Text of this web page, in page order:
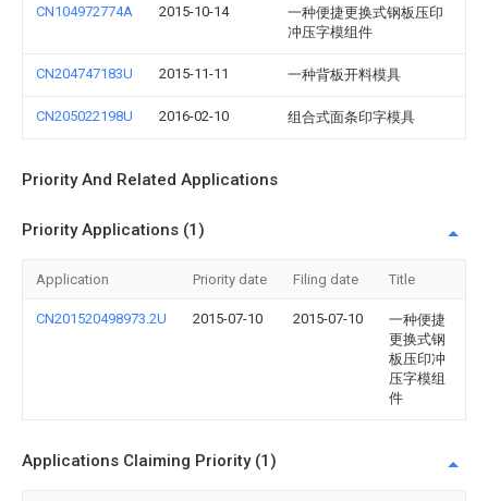
CN104972774A 2015-10-14
一种便捷更换式钢板压印
冲压字模组件
CN204747183U 2015-11-11 一种背板开料模具
CN205022198U 2016-02-10 组合式面条印字模具
Priority And Related Applications
Priority Applications (1)
Application Priority date Filing date Title
CN201520498973.2U 2015-07-10 2015-07-10
一种便捷
更换式钢
板压印冲
压字模组
件
Applications Claiming Priority (1)